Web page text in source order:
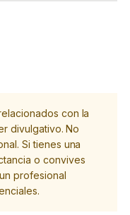
con la
divulgativo. No
Si tienes una
o convives
profesional